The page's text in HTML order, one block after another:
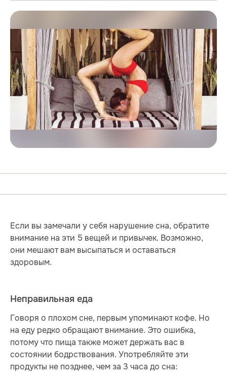
Если вы замечали у себя нарушение сна, обратите
внимание на эти 5 вещей и привычек. Возможно,
они мешают вам высыпаться и оставаться
здоровым.
Неправильная еда
Говоря о плохом сне, первым упоминают кофе. Но
на еду редко обращают внимание. Это ошибка,
потому что пища также может держать вас в
состоянии бодрствования. Употребляйте эти
продукты не позднее, чем за 3 часа до сна: